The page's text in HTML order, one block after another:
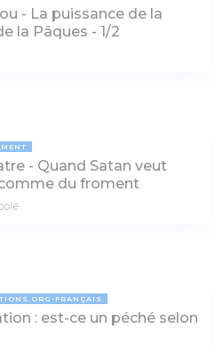
- La puissance de la
la Pâques - 1/2
- Quand Satan veut
du froment
FRANÇAIS
: est-ce un péché selon